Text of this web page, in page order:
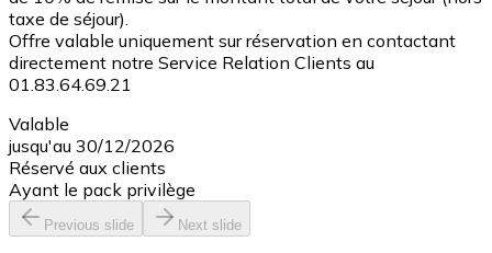
taxe de séjour).
Offre valable uniquement sur réservation en contactant
directement notre Service Relation Clients au
01.83.64.69.21
Valable
jusqu'au 30/12/2026
Réservé aux clients
Ayant le pack privilège
Previous slide Next slide